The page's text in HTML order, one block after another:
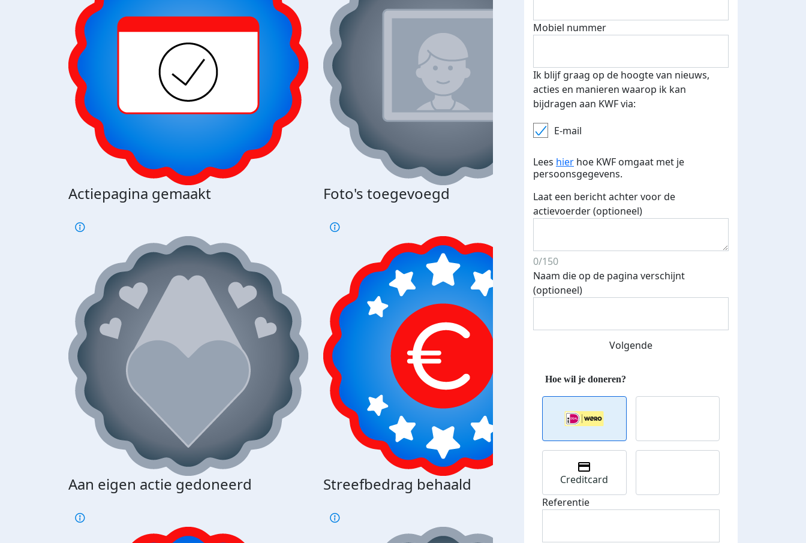
Actiepagina gemaakt Foto's toegevoegd E-mails verstuurd
Aan eigen actie gedoneerd Streefbedrag behaald Streefbedrag verhoogd
€500 euro opgehaald: t-shirt
verdiend
Mobiel nummer
Ik blijf graag op de hoogte van nieuws,
acties en manieren waarop ik kan
bijdragen aan KWF via:
E-mail
Lees hier hoe KWF omgaat met je
persoonsgegevens.
Laat een bericht achter voor de
actievoerder (optioneel)
0/150
Naam die op de pagina verschijnt
(optioneel)
Volgende
Creditcard
Referentie